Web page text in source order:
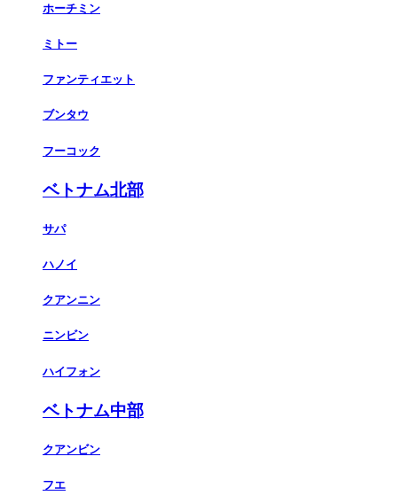
ホーチミン
ミトー
ファンティエット
ブンタウ
フーコック
ベトナム北部
サパ
ハノイ
クアンニン
ニンビン
ハイフォン
ベトナム中部
クアンビン
フエ